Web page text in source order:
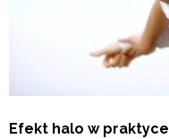
Efekt halo w praktyce